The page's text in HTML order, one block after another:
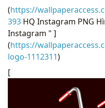
(https://
393 HQ Instagram PNG
Instagram " ]
(https://
logo-1112311)
[